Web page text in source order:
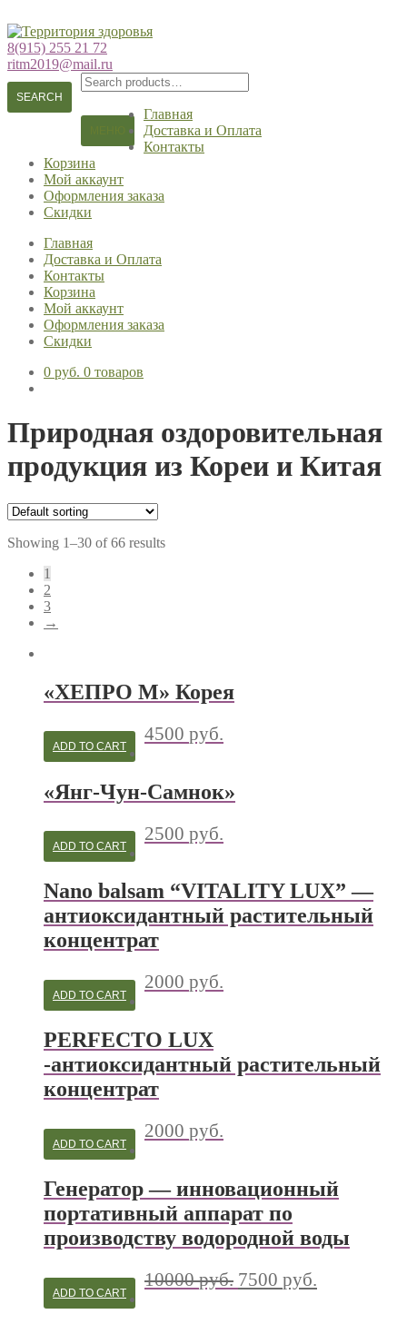
Перейти
к
навигации
Перейти
к
содержимому
8(915) 255 21 72
ritm2019@mail.ru
Search
for:
SEARCH
Главная
Доставка и Оплата
Контакты
Корзина
Мой аккаунт
Оформления заказа
Скидки
Главная
Доставка и Оплата
Контакты
Корзина
Мой аккаунт
Оформления заказа
Скидки
0 руб. 0 товаров
Природная оздоровительная
продукция из Кореи и Китая
Showing 1–30 of 66 results
1
2
3
→
«ХЕПРО М» Корея
4500 руб.
ADD TO CART
«Янг-Чун-Самнок»
2500 руб.
ADD TO CART
Nano balsam “VITALITY LUX” —
антиоксидантный растительный
концентрат
2000 руб.
ADD TO CART
PERFECTO LUX
-антиоксидантный растительный
концентрат
2000 руб.
ADD TO CART
Генератор — инновационный
портативный аппарат по
производству водородной воды
10000руб. 7500 руб.
ADD TO CART